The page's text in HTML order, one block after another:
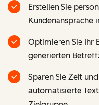
Erstellen Sie
Kundenansprache
Optimieren Sie Ihr
generierten
Sparen Sie Zeit
automatisierte